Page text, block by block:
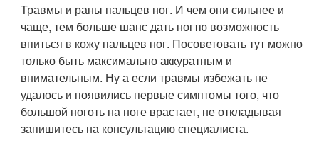
Травмы и раны пальцев ног. И чем они сильнее и
чаще, тем больше шанс дать ногтю возможность
впиться в кожу пальцев ног. Посоветовать тут можно
только быть максимально аккуратным и
внимательным. Ну а если травмы избежать не
удалось и появились первые симптомы того, что
большой ноготь на ноге врастает, не откладывая
запишитесь на консультацию специалиста.